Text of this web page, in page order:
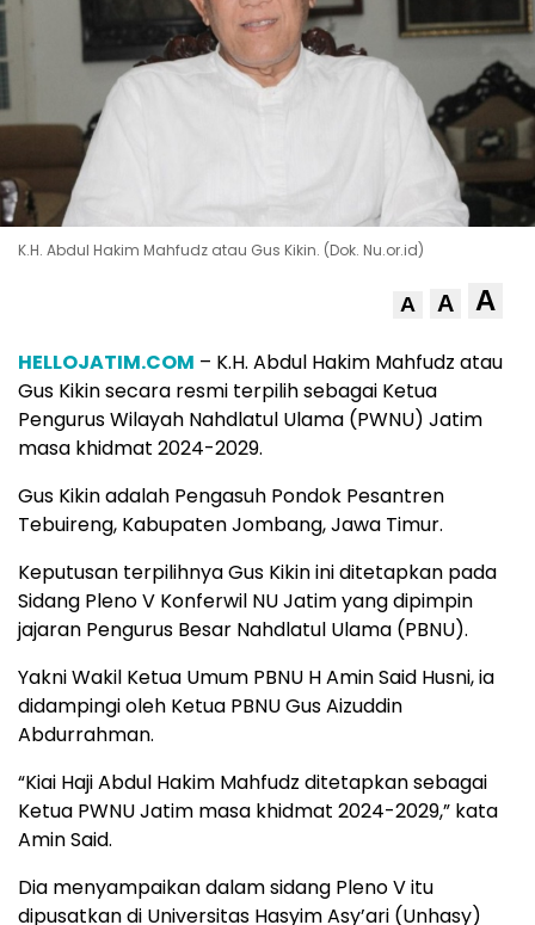
K.H. Abdul Hakim Mahfudz atau Gus Kikin. (Dok. Nu.or.id)
A A A
HELLOJATIM.COM – K.H. Abdul Hakim Mahfudz atau
Gus Kikin secara resmi terpilih sebagai Ketua
Pengurus Wilayah Nahdlatul Ulama (PWNU) Jatim
masa khidmat 2024-2029.
Gus Kikin adalah Pengasuh Pondok Pesantren
Tebuireng, Kabupaten Jombang, Jawa Timur.
Keputusan terpilihnya Gus Kikin ini ditetapkan pada
Sidang Pleno V Konferwil NU Jatim yang dipimpin
jajaran Pengurus Besar Nahdlatul Ulama (PBNU).
Yakni Wakil Ketua Umum PBNU H Amin Said Husni, ia
didampingi oleh Ketua PBNU Gus Aizuddin
Abdurrahman.
“Kiai Haji Abdul Hakim Mahfudz ditetapkan sebagai
Ketua PWNU Jatim masa khidmat 2024-2029,” kata
Amin Said.
Dia menyampaikan dalam sidang Pleno V itu
dipusatkan di Universitas Hasyim Asy’ari (Unhasy)